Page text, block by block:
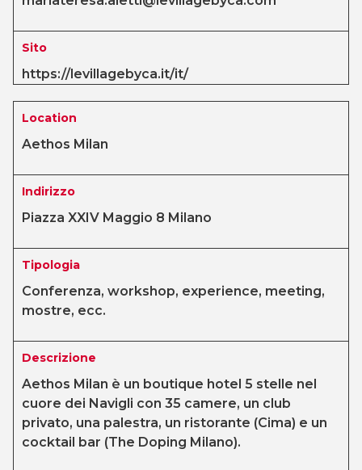
Sito
https://levillagebyca.it/it/
Location
Aethos Milan
Indirizzo
Piazza XXIV Maggio 8 Milano
Tipologia
Conferenza, workshop, experience, meeting,
mostre, ecc.
Descrizione
Aethos Milan è un boutique hotel 5 stelle nel
cuore dei Navigli con 35 camere, un club
privato, una palestra, un ristorante (Cima) e un
cocktail bar (The Doping Milano).